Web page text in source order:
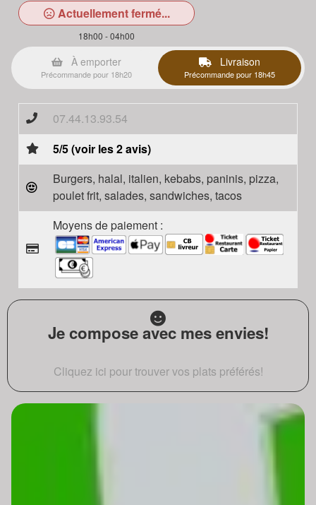
Actuellement fermé...
18h00 - 04h00
À emporter
Précommande pour 18h20
Livraison
Précommande pour 18h45
07.44.13.93.54
5/5 (voir les 2 avis)
Burgers, halal, italien, kebabs, paninis, pizza,
poulet frit, salades, sandwiches, tacos
Moyens de paiement :
Je compose avec mes envies!
Cliquez ici pour trouver vos plats préférés!